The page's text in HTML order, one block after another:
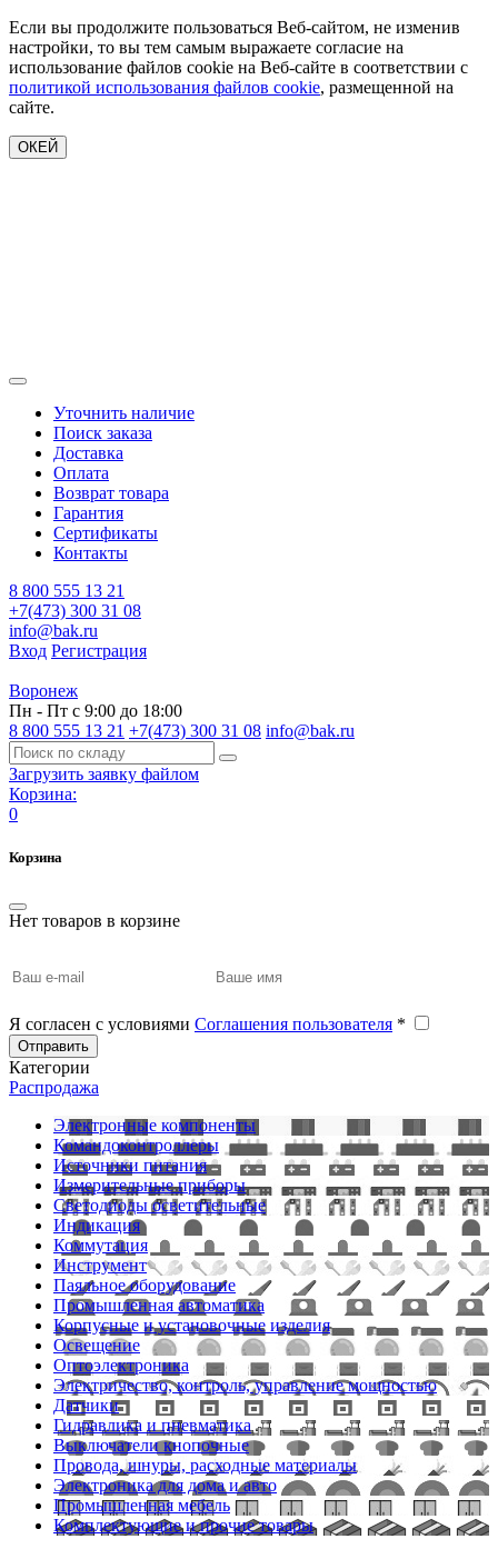
Если вы продолжите пользоваться Веб-сайтом, не изменив
настройки, то вы тем самым выражаете согласие на
использование файлов cookie на Веб-сайте в соответствии с
политикой использования файлов cookie, размещенной на
сайте.
ОКЕЙ
Уточнить наличие
Поиск заказа
Доставка
Оплата
Возврат товара
Гарантия
Сертификаты
Контакты
8 800 555 13 21
+7(473) 300 31 08
info@bak.ru
Вход Регистрация
Воронеж
Пн - Пт с 9:00 до 18:00
8 800 555 13 21 +7(473) 300 31 08 info@bak.ru
Загрузить заявку файлом
Корзина:
0
Корзина
Нет товаров в корзине
Я согласен с условиями Соглашения пользователя *
Отправить
Категории
Распродажа
Электронные компоненты
Командоконтроллеры
Источники питания
Измерительные приборы
Светодиоды осветительные
Индикация
Коммутация
Инструмент
Паяльное оборудование
Промышленная автоматика
Корпусные и установочные изделия
Освещение
Оптоэлектроника
Электричество, контроль, управление мощностью
Датчики
Гидравлика и пневматика
Выключатели кнопочные
Провода, шнуры, расходные материалы
Электроника для дома и авто
Промышленная мебель
Комплектующие и прочие товары